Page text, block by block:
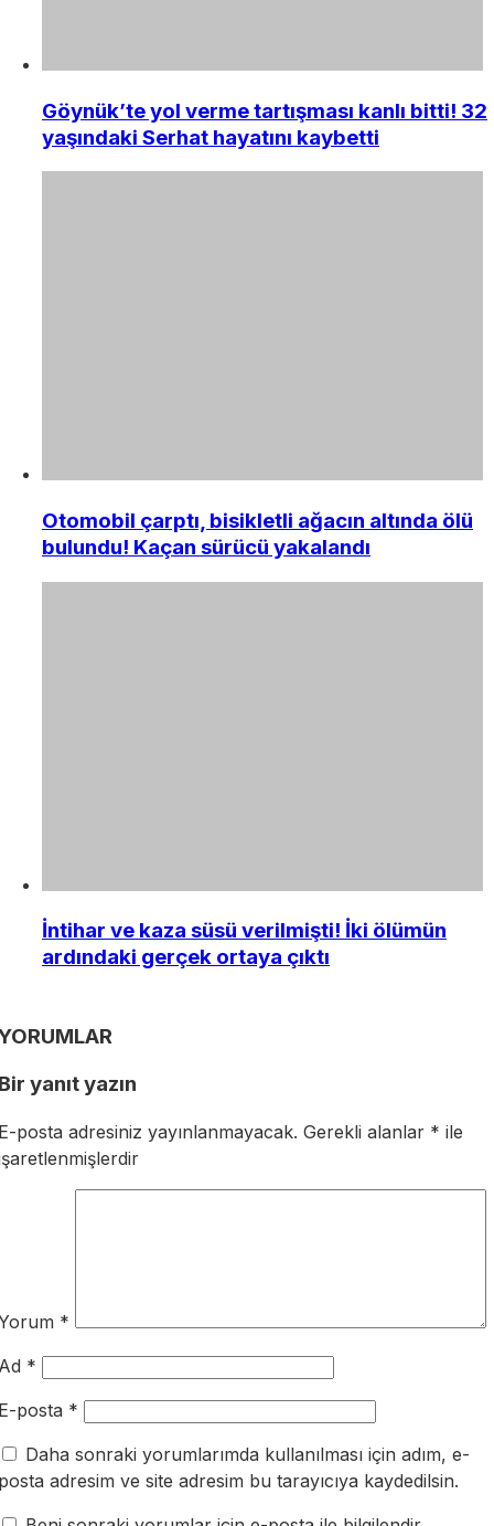
Göynük’te yol verme tartışması kanlı bitti! 32
yaşındaki Serhat hayatını kaybetti
Otomobil çarptı, bisikletli ağacın altında ölü
bulundu! Kaçan sürücü yakalandı
İntihar ve kaza süsü verilmişti! İki ölümün
ardındaki gerçek ortaya çıktı
yanıt yazın
posta adresiniz yayınlanmayacak. Gerekli alanlar * ile
*
*
posta *
Daha sonraki yorumlarımda kullanılması için adım, e-
adresim ve site adresim bu tarayıcıya kaydedilsin.